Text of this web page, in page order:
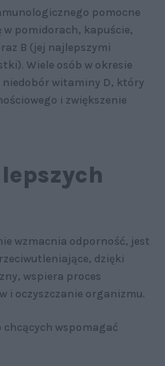
pomocne
w pomidorach, kapuście,
B (jej najlepszymi
Wiele osób w okresie
niedobór witaminy D, który
i zwiększenie
wzmacnia odporność, jest
dzięki
wspiera proces
i oczyszczanie organizmu.
wspomagać